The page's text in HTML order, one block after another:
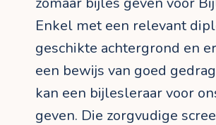
Enkel met een relevant
geschikte achtergrond en
een bewijs van goed
kan een bijlesleraar voor
geven. Die zorgvudige